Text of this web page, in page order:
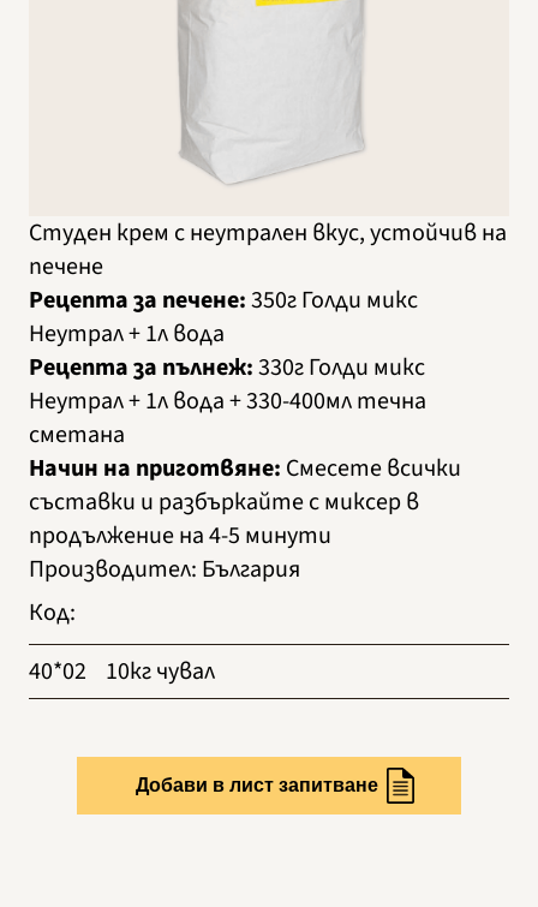
Студен крем с неутрален вкус, устойчив на
печене
Рецепта за печене:350г Голди микс
Неутрал + 1л вода
Рецепта за пълнеж:330г Голди микс
Неутрал + 1л вода + 330-400мл течна
сметана
Начин на приготвяне: Смесете всички
съставки и разбъркайте с миксер в
продължение на 4-5 минути
Производител: България
Код:
40*02
10кг чувал
Добави в лист запитване